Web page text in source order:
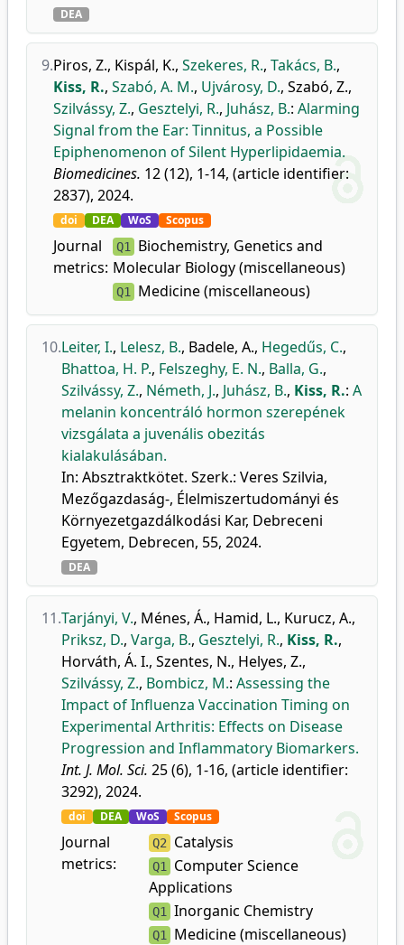
DEA
9.Piros, Z., Kispál, K., Szekeres, R., Takács, B.,
Kiss, R., Szabó, A. M., Ujvárosy, D., Szabó, Z.,
Szilvássy, Z., Gesztelyi, R., Juhász, B.: Alarming
Signal from the Ear: Tinnitus, a Possible
Epiphenomenon of Silent Hyperlipidaemia.
Biomedicines. 12 (12), 1-14, (article identifier:
2837), 2024.
doi DEA WoS Scopus
Journal
metrics:
Q1
Biochemistry, Genetics and
Molecular Biology (miscellaneous)
Q1 Medicine (miscellaneous)
10.Leiter, I., Lelesz, B., Badele, A., Hegedűs, C.,
Bhattoa, H. P., Felszeghy, E. N., Balla, G.,
Szilvássy, Z., Németh, J., Juhász, B., Kiss, R.: A
melanin koncentráló hormon szerepének
vizsgálata a juvenális obezitás
kialakulásában.
In: Absztraktkötet. Szerk.: Veres Szilvia,
Mezőgazdaság-, Élelmiszertudományi és
Környezetgazdálkodási Kar, Debreceni
Egyetem, Debrecen, 55, 2024.
DEA
11.Tarjányi, V., Ménes, Á., Hamid, L., Kurucz, A.,
Priksz, D., Varga, B., Gesztelyi, R., Kiss, R.,
Horváth, Á. I., Szentes, N., Helyes, Z.,
Szilvássy, Z., Bombicz, M.: Assessing the
Impact of Influenza Vaccination Timing on
Experimental Arthritis: Effects on Disease
Progression and Inflammatory Biomarkers.
Int. J. Mol. Sci. 25 (6), 1-16, (article identifier:
3292), 2024.
doi DEA WoS Scopus
Journal
metrics:
Q2 Catalysis
Q1 Computer Science
Applications
Q1 Inorganic Chemistry
Q1 Medicine (miscellaneous)